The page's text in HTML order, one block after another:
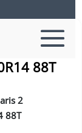
88T
2
88T